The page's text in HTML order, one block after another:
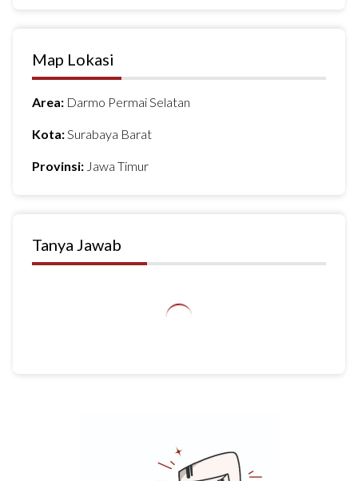
Map Lokasi
Area: Darmo Permai Selatan
Kota:Surabaya Barat
Provinsi: Jawa Timur
Tanya Jawab